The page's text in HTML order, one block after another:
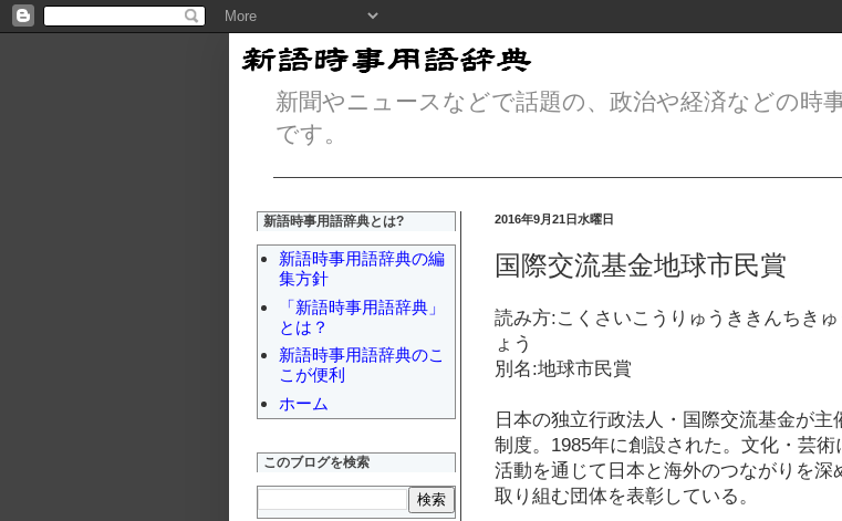
新聞やニュースなどで話題の、政治や経済などの時
です。
2016年9月21日水曜日
国際交流基金地球市民賞
読み方:こくさいこうりゅうききんちき
ょう
別名:地球市民賞
日本の独立行政法人・国際交流基金が主
制度。1985年に創設された。文化・芸術
活動を通じて日本と海外のつながりを深
取り組む団体を表彰している。
新語時事用語辞典とは?
新語時事用語辞典の編
集方針
「新語時事用語辞典」
とは？
新語時事用語辞典のこ
こが便利
ホーム
このブログを検索